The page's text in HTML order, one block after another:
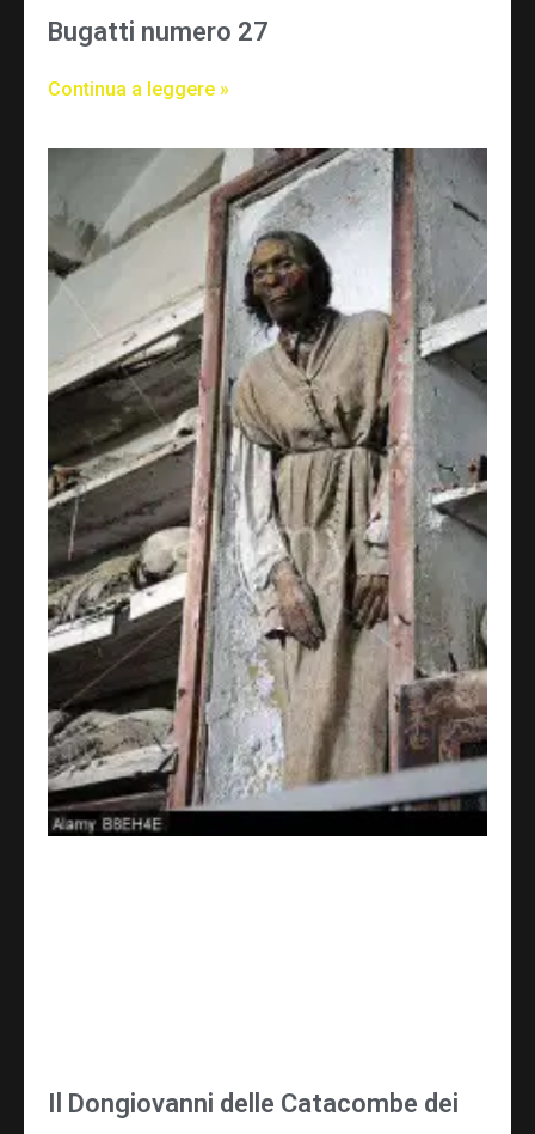
Bugatti numero 27
Continua a leggere »
Il Dongiovanni delle Catacombe dei